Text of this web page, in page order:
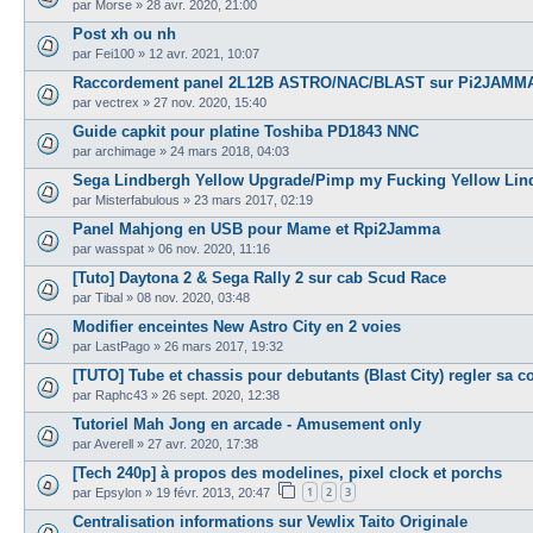
par Morse » 28 avr. 2020, 21:00
Post xh ou nh
par Fei100 » 12 avr. 2021, 10:07
Raccordement panel 2L12B ASTRO/NAC/BLAST sur
par vectrex » 27 nov. 2020, 15:40
Guide capkit pour platine Toshiba PD1843 NNC
par archimage » 24 mars 2018, 04:03
Sega Lindbergh Yellow Upgrade/Pimp my Fucking Yellow
par Misterfabulous » 23 mars 2017, 02:19
Panel Mahjong en USB pour Mame et Rpi2Jamma
par wasspat » 06 nov. 2020, 11:16
[Tuto] Daytona 2 & Sega Rally 2 sur cab Scud Race
par Tibal » 08 nov. 2020, 03:48
Modifier enceintes New Astro City en 2 voies
par LastPago » 26 mars 2017, 19:32
[TUTO] Tube et chassis pour debutants (Blast City) regler sa
par Raphc43 » 26 sept. 2020, 12:38
Tutoriel Mah Jong en arcade - Amusement only
parAverell » 27 avr. 2020, 17:38
[Tech 240p] à propos des modelines, pixel clock et porchs
par Epsylon » 19 févr. 2013, 20:47 1 2 3
Centralisation informations sur Vewlix Taito Originale